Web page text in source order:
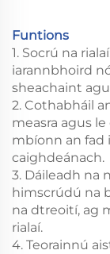
Funtions
1. Socrú na
iarannbhoird
sheachaint
2. Cothabháil
measra agus
mbíonn an fad
caighdeánach.
3. Dáileadh na
himscrúdú na
na dtreoití, ag
rialaí.
4. Teorainnú